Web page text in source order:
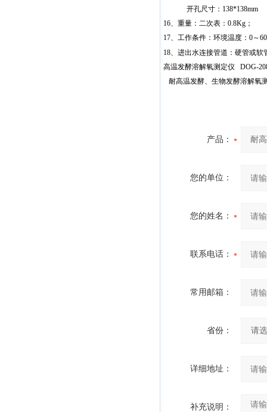
开孔尺寸： 138*138mm
16、重量：二次表： 0.8Kg ；
17、工作条件：环境温度： 0～60
18、进出水连接管道：硬管或软
高温发酵溶解氧测定仪 DOG-
耐高温发酵、生物发酵溶解氧
产品：
您的单位：
您的姓名：
联系电话：
常用邮箱：
省份：
详细地址：
补充说明：